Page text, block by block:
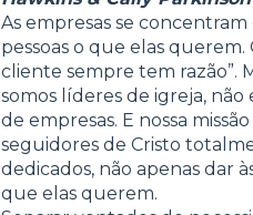
As empresas se concentram
pessoas o que elas querem.
cliente sempre tem razão”.
somos líderes de igreja, não
de empresas. E nossa
seguidores de Cristo
dedicados, não apenas dar
que elas querem.